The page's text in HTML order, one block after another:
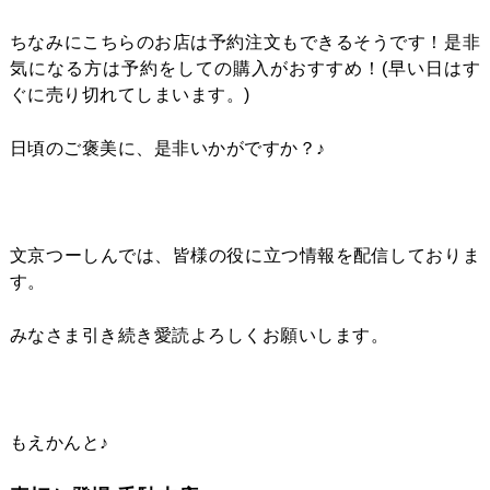
ちなみにこちらのお店は予約注文もできるそうです！是非
気になる方は予約をしての購入がおすすめ！(早い日はす
ぐに売り切れてしまいます。)
日頃のご褒美に、是非いかがですか？♪
文京つーしんでは、皆様の役に立つ情報を配信しておりま
す。
みなさま引き続き愛読よろしくお願いします。
もえかんと♪